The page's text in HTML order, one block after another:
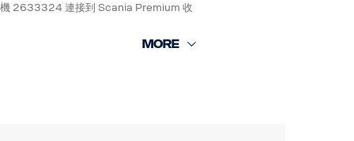
2633324 連接到 Scania Premium 收